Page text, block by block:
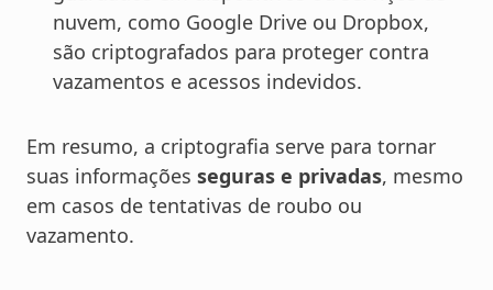
nuvem, como Google Drive ou Dropbox,
são criptografados para proteger contra
vazamentos e acessos indevidos.
Em resumo, a criptografia serve para tornar
suas informações seguras e privadas, mesmo
em casos de tentativas de roubo ou
vazamento.